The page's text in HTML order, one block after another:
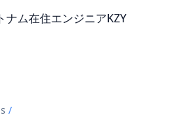
ナム在住エンジニアKZY
/